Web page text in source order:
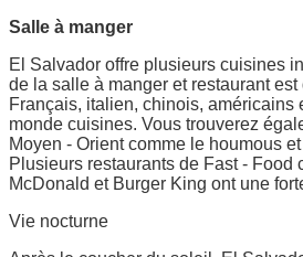
Salle à manger
El Salvador offre plusieurs cuisines
de la salle à manger et restaurant
Français, italien, chinois, américains
monde cuisines. Vous trouverez
Moyen - Orient comme le houmous
Plusieurs restaurants de Fast - Food
McDonald et Burger King ont une
Vie nocturne